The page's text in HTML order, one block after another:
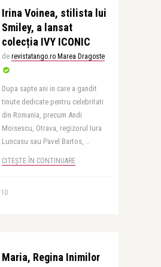
Irina Voinea, stilista lui
Smiley, a lansat
colecția IVY ICONIC
de revistatango.ro Marea Dragoste
Dupa sapte ani in care a gandit
tinute dedicate pentru celebritati
din Romania, precum Andi
Moisescu, Otrava, regizorul Iura
Luncasu sau Pavel Bartos, ..
CITEȘTE ÎN CONTINUARE
Maria, Regina Inimilor